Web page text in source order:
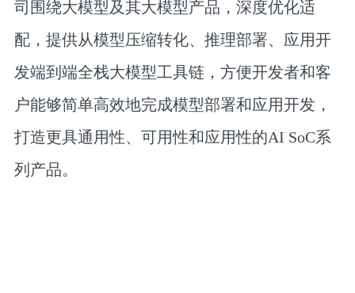
司围绕大模型及其大模型产品，深度优化适
配，提供从模型压缩转化、推理部署、应用开
发端到端全栈大模型工具链，方便开发者和客
户能够简单高效地完成模型部署和应用开发，
打造更具通用性、可用性和应用性的AI SoC系
列产品。